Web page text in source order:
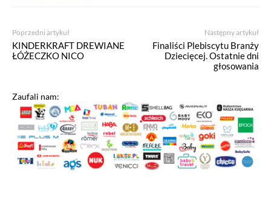
Poprzedni artykuł
KINDERKRAFT DREWIANE
ŁÓŻECZKO NICO
Następny artykuł
Finaliści Plebiscytu Branży
Dziecięcej. Ostatnie dni
głosowania
Zaufali nam: